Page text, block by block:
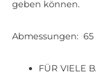
geben können.
Abmessungen: 65
FÜR VIELE